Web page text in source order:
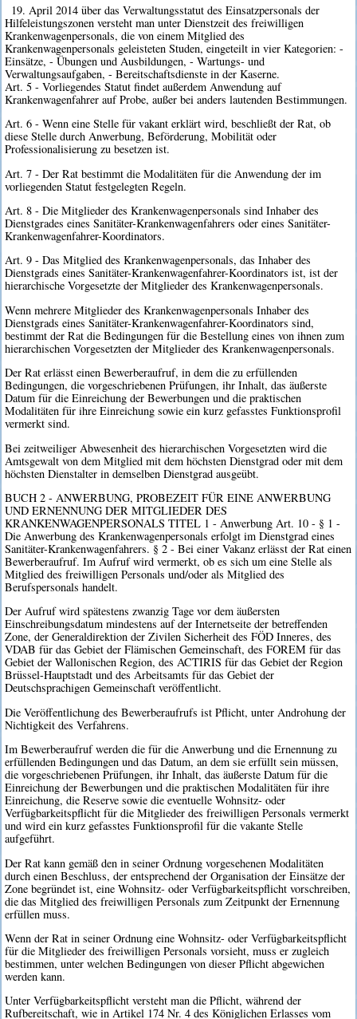
19. April 2014 über das Verwaltungsstatut des Einsatzpersonals der
Hilfeleistungszonen versteht man unter Dienstzeit des freiwilligen
Krankenwagenpersonals, die von einem Mitglied des
Krankenwagenpersonals geleisteten Studen, eingeteilt in vier Kategorien: -
Einsätze, - Übungen und Ausbildungen, - Wartungs- und
Verwaltungsaufgaben, - Bereitschaftsdienste in der Kaserne.
Art. 5 - Vorliegendes Statut findet außerdem Anwendung auf
Krankenwagenfahrer auf Probe, außer bei anders lautenden Bestimmungen.
Art. 6 - Wenn eine Stelle für vakant erklärt wird, beschließt der Rat, ob
diese Stelle durch Anwerbung, Beförderung, Mobilität oder
Professionalisierung zu besetzen ist.
Art. 7 - Der Rat bestimmt die Modalitäten für die Anwendung der im
vorliegenden Statut festgelegten Regeln.
Art. 8 - Die Mitglieder des Krankenwagenpersonals sind Inhaber des
Dienstgrades eines Sanitäter-Krankenwagenfahrers oder eines Sanitäter-
Krankenwagenfahrer-Koordinators.
Art. 9 - Das Mitglied des Krankenwagenpersonals, das Inhaber des
Dienstgrads eines Sanitäter-Krankenwagenfahrer-Koordinators ist, ist der
hierarchische Vorgesetzte der Mitglieder des Krankenwagenpersonals.
Wenn mehrere Mitglieder des Krankenwagenpersonals Inhaber des
Dienstgrads eines Sanitäter-Krankenwagenfahrer-Koordinators sind,
bestimmt der Rat die Bedingungen für die Bestellung eines von ihnen zum
hierarchischen Vorgesetzten der Mitglieder des Krankenwagenpersonals.
Der Rat erlässt einen Bewerberaufruf, in dem die zu erfüllenden
Bedingungen, die vorgeschriebenen Prüfungen, ihr Inhalt, das äußerste
Datum für die Einreichung der Bewerbungen und die praktischen
Modalitäten für ihre Einreichung sowie ein kurz gefasstes Funktionsprofil
vermerkt sind.
Bei zeitweiliger Abwesenheit des hierarchischen Vorgesetzten wird die
Amtsgewalt von dem Mitglied mit dem höchsten Dienstgrad oder mit dem
höchsten Dienstalter in demselben Dienstgrad ausgeübt.
BUCH 2 - ANWERBUNG, PROBEZEIT FÜR EINE ANWERBUNG
UND ERNENNUNG DER MITGLIEDER DES
KRANKENWAGENPERSONALS TITEL 1 - Anwerbung Art. 10 - § 1 -
Die Anwerbung des Krankenwagenpersonals erfolgt im Dienstgrad eines
Sanitäter-Krankenwagenfahrers. § 2 - Bei einer Vakanz erlässt der Rat einen
Bewerberaufruf. Im Aufruf wird vermerkt, ob es sich um eine Stelle als
Mitglied des freiwilligen Personals und/oder als Mitglied des
Berufspersonals handelt.
Der Aufruf wird spätestens zwanzig Tage vor dem äußersten
Einschreibungsdatum mindestens auf der Internetseite der betreffenden
Zone, der Generaldirektion der Zivilen Sicherheit des FÖD Inneres, des
VDAB für das Gebiet der Flämischen Gemeinschaft, des FOREM für das
Gebiet der Wallonischen Region, des ACTIRIS für das Gebiet der Region
Brüssel-Hauptstadt und des Arbeitsamts für das Gebiet der
Deutschsprachigen Gemeinschaft veröffentlicht.
Die Veröffentlichung des Bewerberaufrufs ist Pflicht, unter Androhung der
Nichtigkeit des Verfahrens.
Im Bewerberaufruf werden die für die Anwerbung und die Ernennung zu
erfüllenden Bedingungen und das Datum, an dem sie erfüllt sein müssen,
die vorgeschriebenen Prüfungen, ihr Inhalt, das äußerste Datum für die
Einreichung der Bewerbungen und die praktischen Modalitäten für ihre
Einreichung, die Reserve sowie die eventuelle Wohnsitz- oder
Verfügbarkeitspflicht für die Mitglieder des freiwilligen Personals vermerkt
und wird ein kurz gefasstes Funktionsprofil für die vakante Stelle
aufgeführt.
Der Rat kann gemäß den in seiner Ordnung vorgesehenen Modalitäten
durch einen Beschluss, der entsprechend der Organisation der Einsätze der
Zone begründet ist, eine Wohnsitz- oder Verfügbarkeitspflicht vorschreiben,
die das Mitglied des freiwilligen Personals zum Zeitpunkt der Ernennung
erfüllen muss.
Wenn der Rat in seiner Ordnung eine Wohnsitz- oder Verfügbarkeitspflicht
für die Mitglieder des freiwilligen Personals vorsieht, muss er zugleich
bestimmen, unter welchen Bedingungen von dieser Pflicht abgewichen
werden kann.
Unter Verfügbarkeitspflicht versteht man die Pflicht, während der
Rufbereitschaft, wie in Artikel 174 Nr. 4 des Königlichen Erlasses vom